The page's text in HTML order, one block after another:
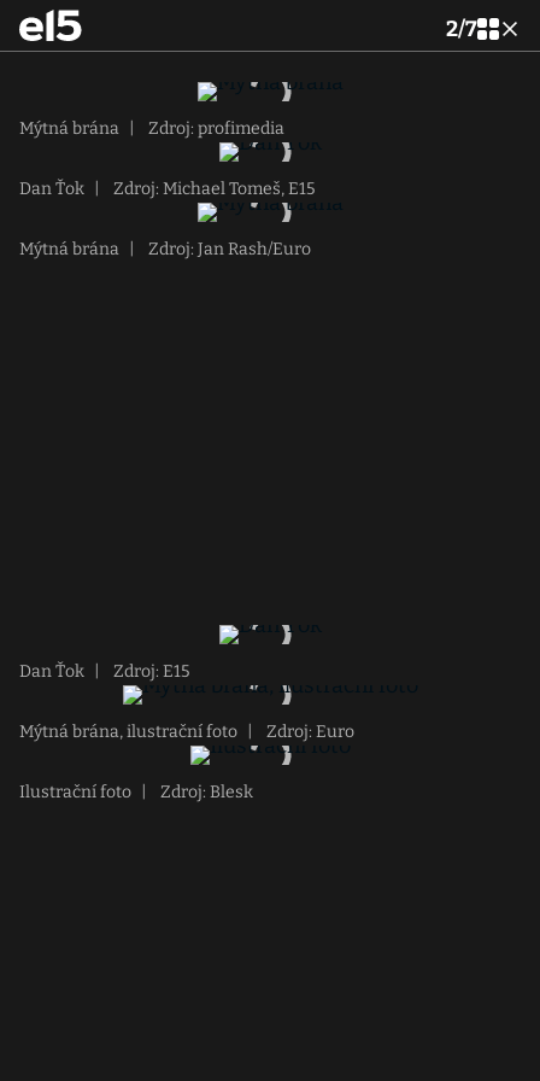
2/7
Mýtná brána Zdroj: profimedia
Dan Ťok Zdroj: Michael Tomeš, E15
Mýtná brána Zdroj: Jan Rash/Euro
Dan Ťok Zdroj: E15
Mýtná brána, ilustrační foto Zdroj: Euro
Ilustrační foto Zdroj: Blesk